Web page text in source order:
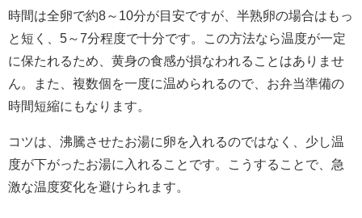
時間は全卵で約8～10分が目安ですが、半熟卵の場合はもっ
と短く、5～7分程度で十分です。この方法なら温度が一定
に保たれるため、黄身の食感が損なわれることはありませ
ん。また、複数個を一度に温められるので、お弁当準備の
時間短縮にもなります。
コツは、沸騰させたお湯に卵を入れるのではなく、少し温
度が下がったお湯に入れることです。こうすることで、急
激な温度変化を避けられます。